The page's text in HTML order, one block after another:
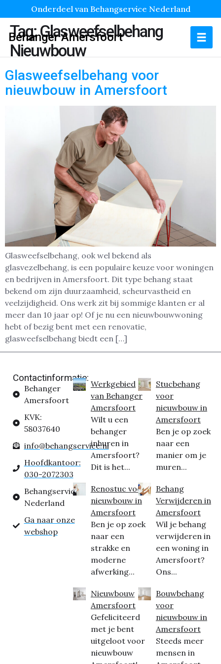
Onderdeel van Behangservice Nederland
Behanger Amersfoort
Tag:Glasweefselbehang
Nieuwbouw
Glasweefselbehang voor
nieuwbouw in Amersfoort
Glasweefselbehang, ook wel bekend als
glasvezelbehang, is een populaire keuze voor woningen
en bedrijven in Amersfoort. Dit type behang staat
bekend om zijn duurzaamheid, scheurvastheid en
veelzijdigheid. Ons werk zit bij sommige klanten er al
meer dan 10 jaar op! Of je nu een nieuwbouwwoning
hebt of bezig bent met een renovatie,
glasweefselbehang biedt een […]
Contactinformatie:
Behanger
Amersfoort
KVK:
58037640
info@behangservice.nl
Hoofdkantoor:
030-2072303
Behangservice
Nederland
Ga naar onze
webshop
Werkgebied
van Behanger
Amersfoort
Wilt u een
behanger
inhuren in
Amersfoort?
Dit is het...
Renostuc voor
nieuwbouw in
Amersfoort
Ben je op zoek
naar een
strakke en
moderne
afwerking...
Nieuwbouw
Amersfoort
Gefeliciteerd
met je bent
uitgeloot voor
nieuwbouw
Stucbehang
voor
nieuwbouw in
Amersfoort
Ben je op zoek
naar een
manier om je
muren...
Behang
Verwijderen in
Amersfoort
Wil je behang
verwijderen in
een woning in
Amersfoort?
Ons...
Bouwbehang
voor
nieuwbouw in
Amersfoort
Steeds meer
mensen in